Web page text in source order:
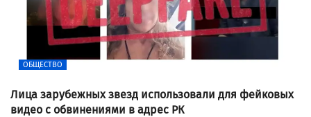
ОБЩЕСТВО
Лица зарубежных звезд использовали для фейковых
видео с обвинениями в адрес РК